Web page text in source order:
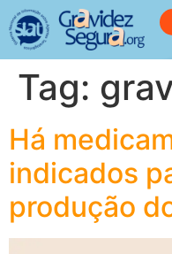
conteúdo
Tag:
Há
indicados
produção